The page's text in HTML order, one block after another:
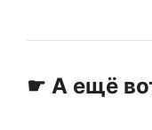
☛ А ещё